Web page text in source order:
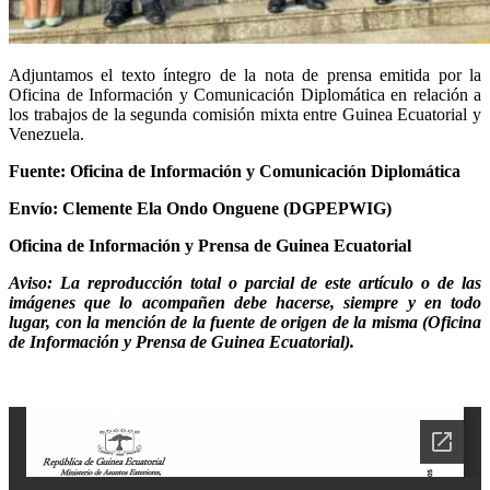
Adjuntamos el texto íntegro de la nota de prensa emitida por la
Oficina de Información y Comunicación Diplomática en relación a
los trabajos de la segunda comisión mixta entre Guinea Ecuatorial y
Venezuela.
Fuente: Oficina de Información y Comunicación Diplomática
Envío: Clemente Ela Ondo Onguene (DGPEPWIG)
Oficina de Información y Prensa de Guinea Ecuatorial
Aviso: La reproducción total o parcial de este artículo o de las
imágenes que lo acompañen debe hacerse, siempre y en todo
lugar, con la mención de la fuente de origen de la misma (Oficina
de Información y Prensa de Guinea Ecuatorial).